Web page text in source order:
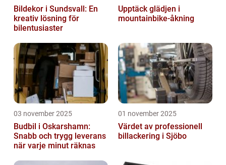
Bildekor i Sundsvall: En
kreativ lösning för
bilentusiaster
Upptäck glädjen i
mountainbike-åkning
03 november 2025
Budbil i Oskarshamn:
Snabb och trygg leverans
när varje minut räknas
01 november 2025
Värdet av professionell
billackering i Sjöbo